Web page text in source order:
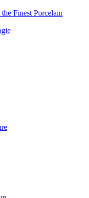
Finest Porcelain